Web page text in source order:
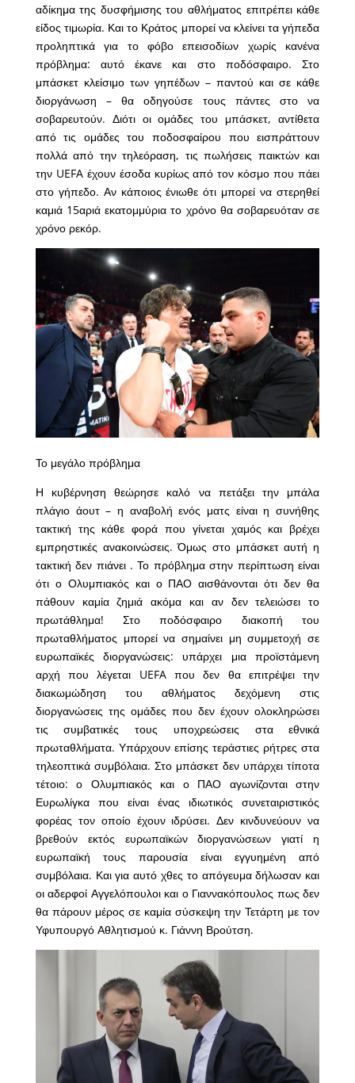
αδίκημα της δυσφήμισης του αθλήματος επιτρέπει κάθε
είδος τιμωρία. Και το Κράτος μπορεί να κλείνει τα γήπεδα
προληπτικά για το φόβο επεισοδίων χωρίς κανένα
πρόβλημα: αυτό έκανε και στο ποδόσφαιρο. Στο
μπάσκετ κλείσιμο των γηπέδων – παντού και σε κάθε
διοργάνωση – θα οδηγούσε τους πάντες στο να
σοβαρευτούν. Διότι οι ομάδες του μπάσκετ, αντίθετα
από τις ομάδες του ποδοσφαίρου που εισπράττουν
πολλά από την τηλεόραση, τις πωλήσεις παικτών και
την UEFA έχουν έσοδα κυρίως από τον κόσμο που πάει
στο γήπεδο. Αν κάποιος ένιωθε ότι μπορεί να στερηθεί
καμιά 15αριά εκατομμύρια το χρόνο θα σοβαρευόταν σε
χρόνο ρεκόρ.
Το μεγάλο πρόβλημα
Η κυβέρνηση θεώρησε καλό να πετάξει την μπάλα
πλάγιο άουτ – η αναβολή ενός ματς είναι η συνήθης
τακτική της κάθε φορά που γίνεται χαμός και βρέχει
εμπρηστικές ανακοινώσεις. Όμως στο μπάσκετ αυτή η
τακτική δεν πιάνει . Το πρόβλημα στην περίπτωση είναι
ότι ο Ολυμπιακός και ο ΠΑΟ αισθάνονται ότι δεν θα
πάθουν καμία ζημιά ακόμα και αν δεν τελειώσει το
πρωτάθλημα! Στο ποδόσφαιρο διακοπή του
πρωταθλήματος μπορεί να σημαίνει μη συμμετοχή σε
ευρωπαϊκές διοργανώσεις: υπάρχει μια προϊστάμενη
αρχή που λέγεται UEFA που δεν θα επιτρέψει την
διακωμώδηση του αθλήματος δεχόμενη στις
διοργανώσεις της ομάδες που δεν έχουν ολοκληρώσει
τις συμβατικές τους υποχρεώσεις στα εθνικά
πρωταθλήματα. Υπάρχουν επίσης τεράστιες ρήτρες στα
τηλεοπτικά συμβόλαια. Στο μπάσκετ δεν υπάρχει τίποτα
τέτοιο: ο Ολυμπιακός και ο ΠΑΟ αγωνίζονται στην
Ευρωλίγκα που είναι ένας ιδιωτικός συνεταιριστικός
φορέας τον οποίο έχουν ιδρύσει. Δεν κινδυνεύουν να
βρεθούν εκτός ευρωπαϊκών διοργανώσεων γιατί η
ευρωπαϊκή τους παρουσία είναι εγγυημένη από
συμβόλαια. Και για αυτό χθες το απόγευμα δήλωσαν και
οι αδερφοί Αγγελόπουλοι και ο Γιαννακόπουλος πως δεν
θα πάρουν μέρος σε καμία σύσκεψη την Τετάρτη με τον
Υφυπουργό Αθλητισμού κ. Γιάννη Βρούτση.